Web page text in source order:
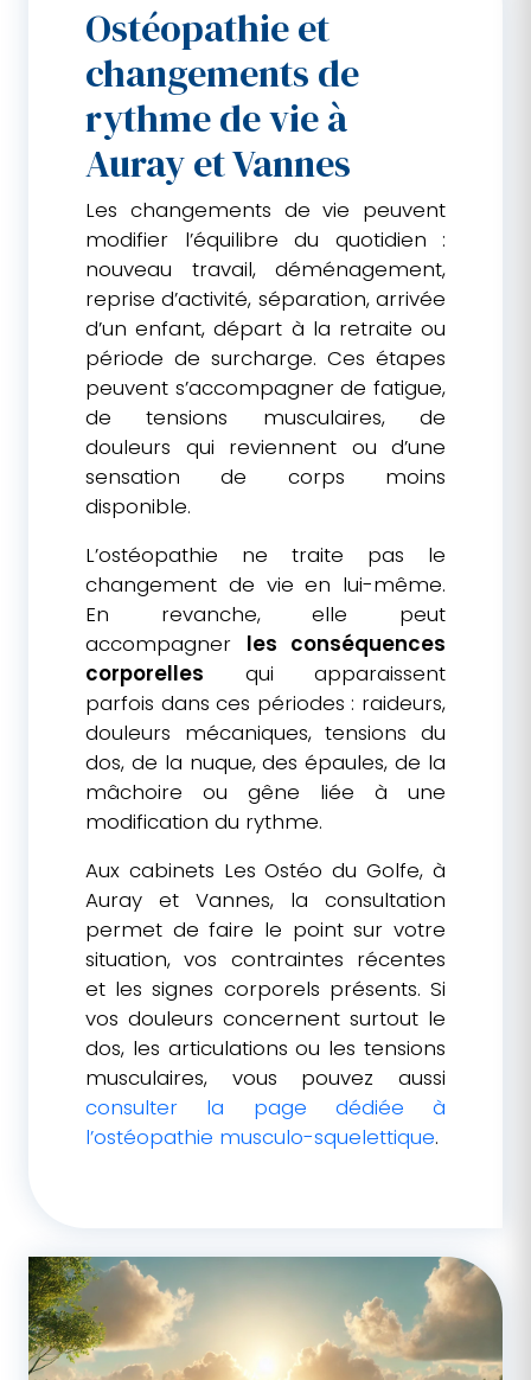
Ostéopathie et
changements de
rythme de vie à
Auray et Vannes
Les changements de vie peuvent
modifier l’équilibre du quotidien :
nouveau travail, déménagement,
reprise d’activité, séparation, arrivée
d’un enfant, départ à la retraite ou
période de surcharge. Ces étapes
peuvent s’accompagner de fatigue,
de tensions musculaires, de
douleurs qui reviennent ou d’une
sensation de corps moins
disponible.
L’ostéopathie ne traite pas le
changement de vie en lui-même.
En revanche, elle peut
accompagner les conséquences
corporelles qui apparaissent
parfois dans ces périodes : raideurs,
douleurs mécaniques, tensions du
dos, de la nuque, des épaules, de la
mâchoire ou gêne liée à une
modification du rythme.
Aux cabinets Les Ostéo du Golfe, à
Auray et Vannes, la consultation
permet de faire le point sur votre
situation, vos contraintes récentes
et les signes corporels présents. Si
vos douleurs concernent surtout le
dos, les articulations ou les tensions
musculaires, vous pouvez aussi
consulter la page dédiée à
l’ostéopathie musculo-squelettique.